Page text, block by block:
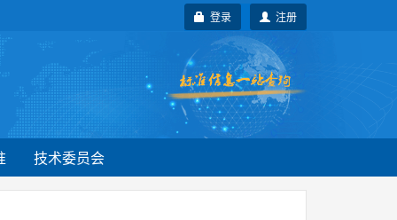
注册
登录
技术委员会